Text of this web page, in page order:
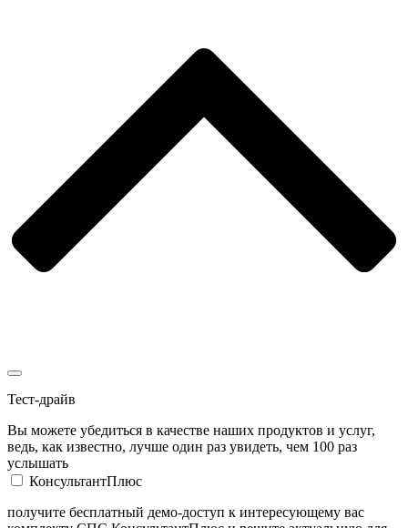
Тест-драйв
Вы можете убедиться в качестве наших продуктов и услуг,
ведь, как известно, лучше один раз увидеть, чем 100 раз
услышать
КонсультантПлюс
получите бесплатный демо-доступ к интересующему вас